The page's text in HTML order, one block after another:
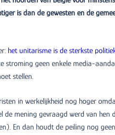
is dan de gewesten en de
het unitarisme is de sterkste
stroming geen enkele media-
stellen.
in werkelijkheid nog hoger
de mening gevraagd werd van
En dan houdt de peiling nog